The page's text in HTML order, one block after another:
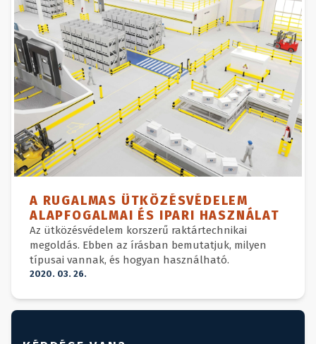
A RUGALMAS ÜTKÖZÉSVÉDELEM
ALAPFOGALMAI ÉS IPARI HASZNÁLAT
Az ütközésvédelem korszerű raktártechnikai
megoldás. Ebben az írásban bemutatjuk, milyen
típusai vannak, és hogyan használható.
2020. 03. 26.